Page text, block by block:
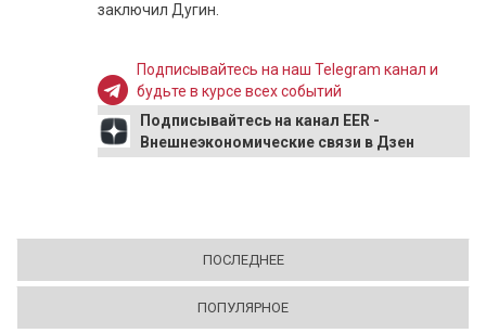
заключил Дугин.
Подписывайтесь на наш Telegram канал и
будьте в курсе всех событий
Подписывайтесь на канал EER -
Внешнеэкономические связи в Дзен
ПОСЛЕДНЕЕ
ПОПУЛЯРНОЕ